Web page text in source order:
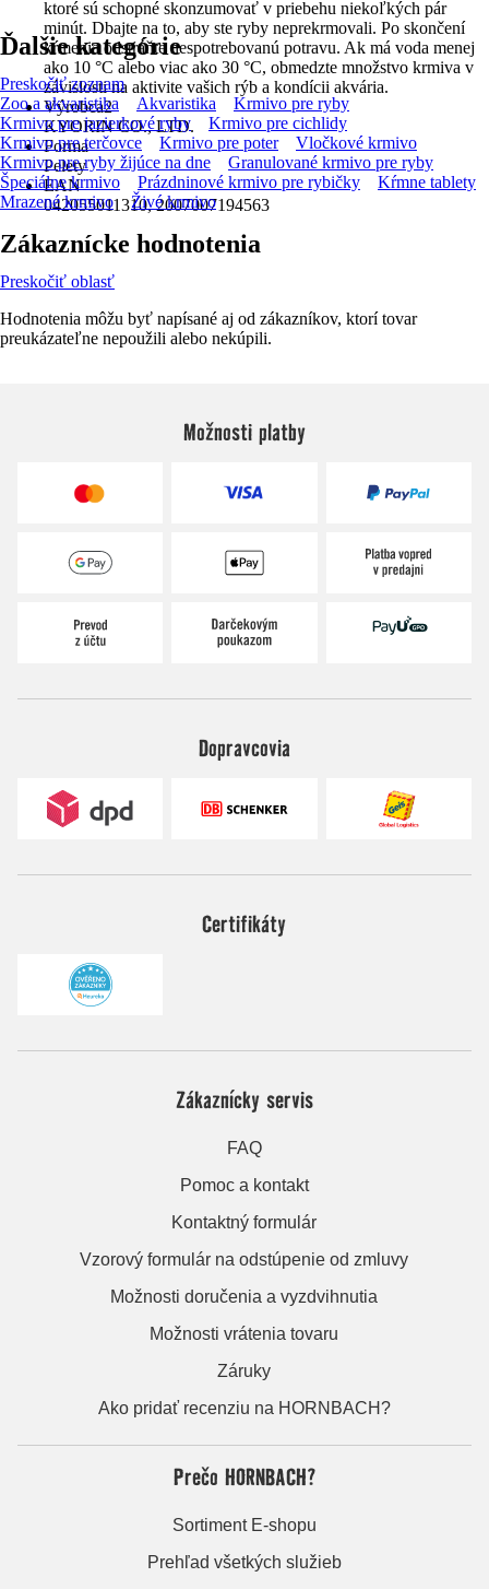
ktoré sú schopné skonzumovať v priebehu niekoľkých pár
minút. Dbajte na to, aby ste ryby neprekrmovali. Po skončení
kŕmenia odstráňte nespotrebovanú potravu. Ak má voda menej
ako 10 °C alebo viac ako 30 °C, obmedzte množstvo krmiva v
závislosti na aktivite vašich rýb a kondícii akvária.
Výrobca2
KYORIN CO., LTD.
Forma
Pelety
EAN
042055011310, 2007007194563
Ďalšie kategórie
Preskočiť zoznam
Zoo a akvaristika
Akvaristika
Krmivo pre ryby
Krmivo pre jazierkové ryby
Krmivo pre cichlidy
Krmivo pre terčovce
Krmivo pre poter
Vločkové krmivo
Krmivo pre ryby žijúce na dne
Granulované krmivo pre ryby
Špeciálne krmivo
Prázdninové krmivo pre rybičky
Kŕmne tablety
Mrazené krmivo
Živé krmivo
Zákaznícke hodnotenia
Preskočiť oblasť
Hodnotenia môžu byť napísané aj od zákazníkov, ktorí tovar
preukázateľne nepoužili alebo nekúpili.
Možnosti platby
Dopravcovia
Certifikáty
Zákaznícky servis
FAQ
Pomoc a kontakt
Kontaktný formulár
Vzorový formulár na odstúpenie od zmluvy
Možnosti doručenia a vyzdvihnutia
Možnosti vrátenia tovaru
Záruky
Ako pridať recenziu na HORNBACH?
Prečo HORNBACH?
Sortiment E-shopu
Prehľad všetkých služieb